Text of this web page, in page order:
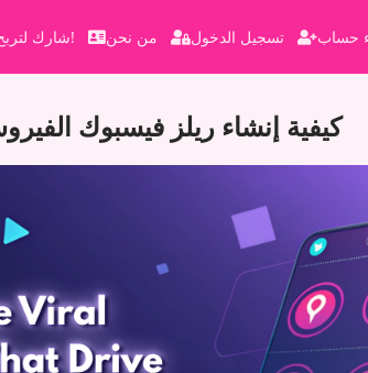
شارك لتربح! من نحن تسجيل الدخول حساب
كيفية إنشاء ريلز فيسبوك